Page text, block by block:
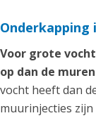
Onderkapping
Voor grote
op dan de
vocht heeft dan
muurinjecties